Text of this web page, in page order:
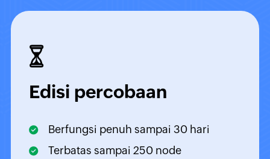
Edisi percobaan
Berfungsi penuh sampai 30 hari
Terbatas sampai 250 node